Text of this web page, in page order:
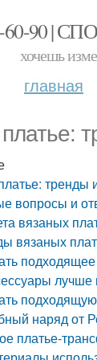
60-90 |
хочешь
главная
тренды
вопросы и
вязаных
вязаных
лучше
наряд от
платье-